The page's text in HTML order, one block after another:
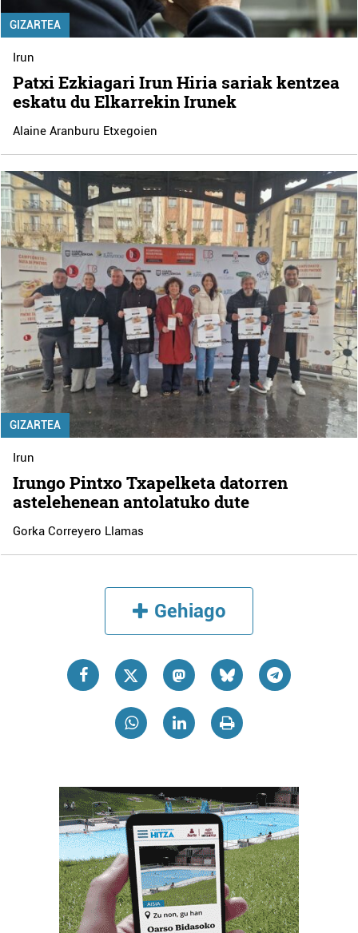
GIZARTEA
Irun
Patxi Ezkiagari Irun Hiria sariak kentzea
eskatu du Elkarrekin Irunek
Alaine Aranburu Etxegoien
GIZARTEA
Irun
Irungo Pintxo Txapelketa datorren
astelehenean antolatuko dute
Gorka Correyero Llamas
Gehiago